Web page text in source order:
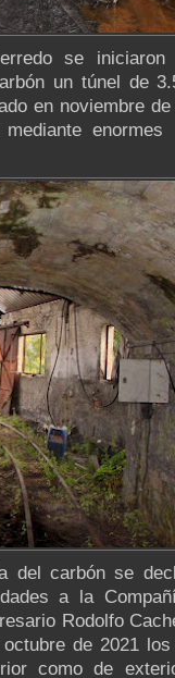
se iniciaron
un túnel de
en noviembre
enormes
del carbón se
a la
Rodolfo
de 2021 los
como de